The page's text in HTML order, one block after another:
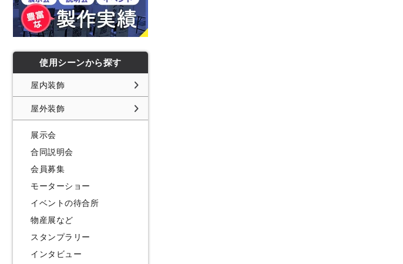
使用シーンから探す
屋内装飾
屋外装飾
展示会
合同説明会
会員募集
モーターショー
イベントの待合所
物産展など
スタンプラリー
インタビュー